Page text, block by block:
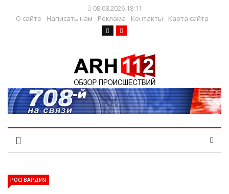
08.08.2026 18:11
О сайте
Написать нам Реклама Контакты Карта сайта
РОСГВАРДИЯ